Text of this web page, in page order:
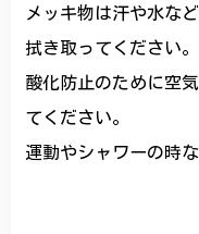
メッキ物は汗や水な
拭き取ってください。
酸化防止のために空
てください。
運動やシャワーの時